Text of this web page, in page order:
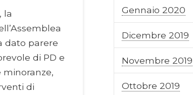
la
dato parere
di PD e
minoranze,
di
Gennaio 2020
Dicembre 2019
Novembre 2019
Ottobre 2019